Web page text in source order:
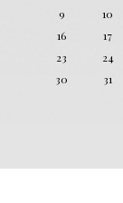
9
10
16
17
23
24
30
31